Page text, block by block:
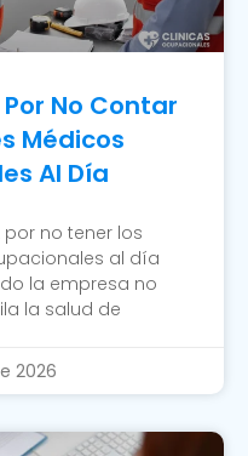
Por No Contar
Médicos
Al Día
por no tener los
al día
la empresa no
la salud de
2026